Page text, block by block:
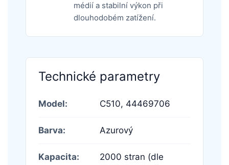
médií a stabilní výkon při
dlouhodobém zatížení.
Technické parametry
Model: C510, 44469706
Barva: Azurový
Kapacita:
2000 stran (dle